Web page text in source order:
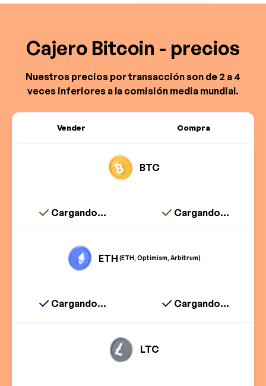
Cajero Bitcoin - precios
Nuestros precios por transacción son de 2 a 4
veces inferiores a la comisión media mundial.
Vender Compra
BTC
Cargando... Cargando...
ETH (ETH, Optimism, Arbitrum)
Cargando... Cargando...
LTC